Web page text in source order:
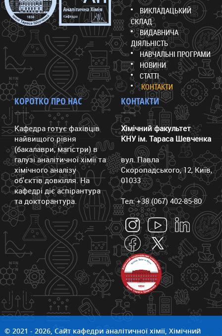
ВИКЛАДАЦЬКИЙ
СКЛАД
ВИДАВНИЧА
ДІЯЛЬНІСТЬ
НАВЧАЛЬНІ ПРОГРАМИ
НОВИНИ
СТАТТІ
КОНТАКТИ
КОРОТКО ПРО НАС
Кафедра готує фахівців
найвищого рівня
(бакалаври, магістри) в
галузі аналітичної хімії та
хімічного аналізу
об'єктів довкілля. На
кафедрі діє аспірантура
та докторантура.
КОНТАКТИ
Хімічний факультет
КНУ ім. Тараса Шевченка
вул. Павла
Скоропадського, 12, Київ,
01033
Тел: +38 (067) 402-85-80
© 2021 - 2026, Сайт кафедри аналітичної хімії, Хімічний